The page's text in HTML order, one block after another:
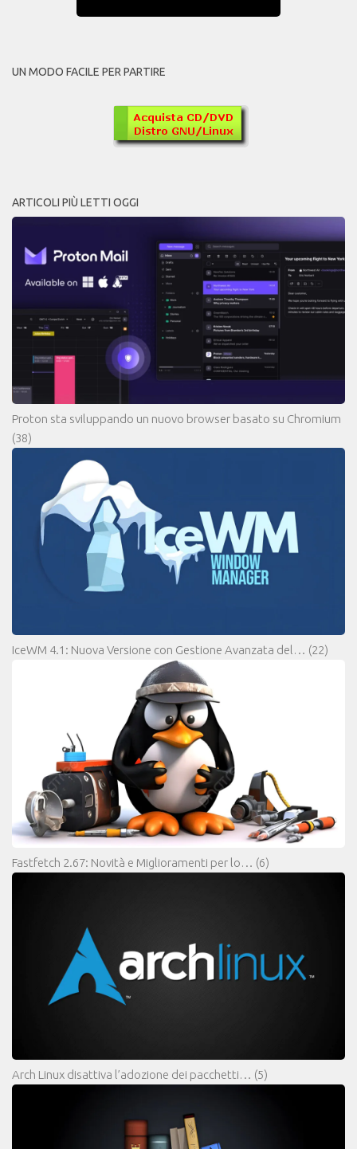
UN MODO FACILE PER PARTIRE
ARTICOLI PIÙ LETTI OGGI
Proton sta sviluppando un nuovo browser basato su Chromium
(38)
IceWM 4.1: Nuova Versione con Gestione Avanzata del… (22)
Fastfetch 2.67: Novità e Miglioramenti per lo… (6)
Arch Linux disattiva l’adozione dei pacchetti… (5)